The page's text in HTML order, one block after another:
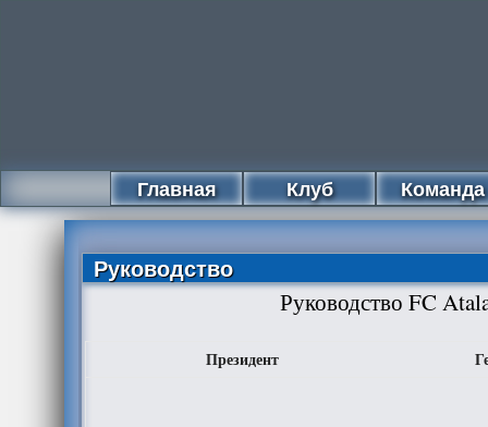
Главная Клуб Команда
Руководство
Руководство FC
Президент